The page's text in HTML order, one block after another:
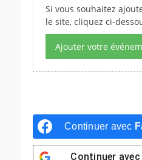
Si vous souhaitez
le site, cliquez ci-
Ajouter votre
Continuer avec
Continuer avec